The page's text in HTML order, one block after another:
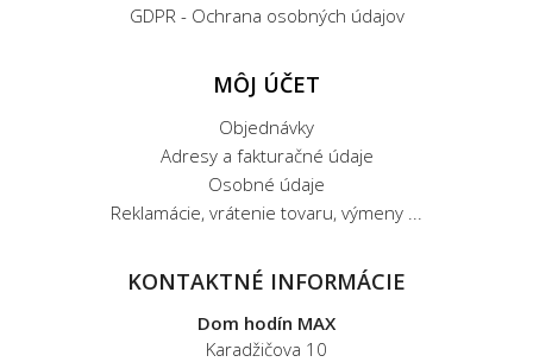
GDPR - Ochrana osobných údajov
MÔJ ÚČET
Objednávky
Adresy a fakturačné údaje
Osobné údaje
Reklamácie, vrátenie tovaru, výmeny ...
KONTAKTNÉ INFORMÁCIE
Dom hodín MAX
Karadžičova 10